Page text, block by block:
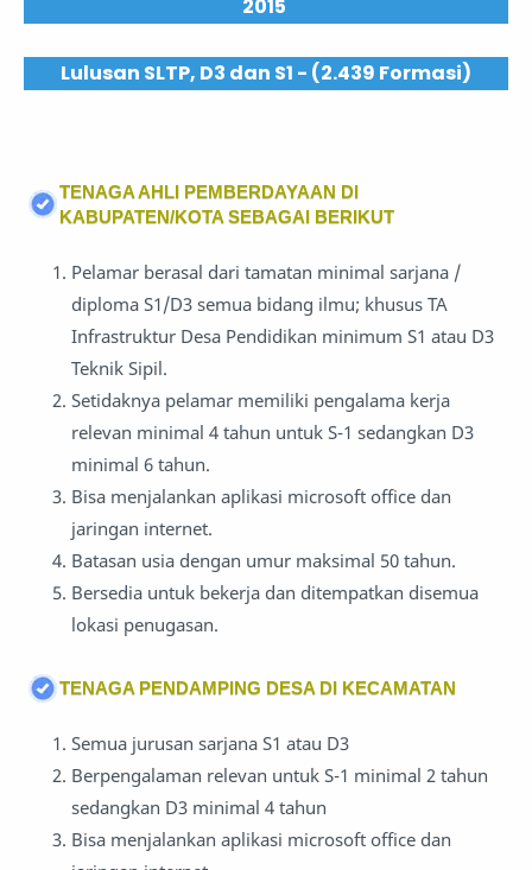
2015
Lulusan SLTP, D3 dan S1 - (2.439 Formasi)
TENAGA AHLI PEMBERDAYAAN DI
KABUPATEN/KOTA SEBAGAI BERIKUT
Pelamar berasal dari tamatan minimal sarjana /
diploma S1/D3 semua bidang ilmu; khusus TA
Infrastruktur Desa Pendidikan minimum S1 atau D3
Teknik Sipil.
Setidaknya pelamar memiliki pengalama kerja
relevan minimal 4 tahun untuk S-1 sedangkan D3
minimal 6 tahun.
Bisa menjalankan aplikasi microsoft office dan
jaringan internet.
Batasan usia dengan umur maksimal 50 tahun.
Bersedia untuk bekerja dan ditempatkan disemua
lokasi penugasan.
TENAGA PENDAMPING DESA DI KECAMATAN
Semua jurusan sarjana S1 atau D3
Berpengalaman relevan untuk S-1 minimal 2 tahun
sedangkan D3 minimal 4 tahun
Bisa menjalankan aplikasi microsoft office dan